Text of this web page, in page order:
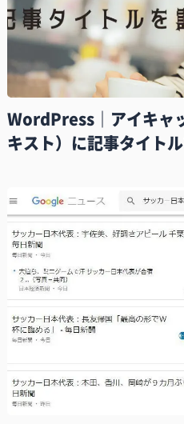
WordPress｜アイキャ
キスト）に記事タイト